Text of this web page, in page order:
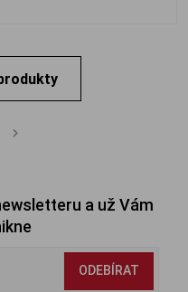
a už Vám
ODEBÍRAT